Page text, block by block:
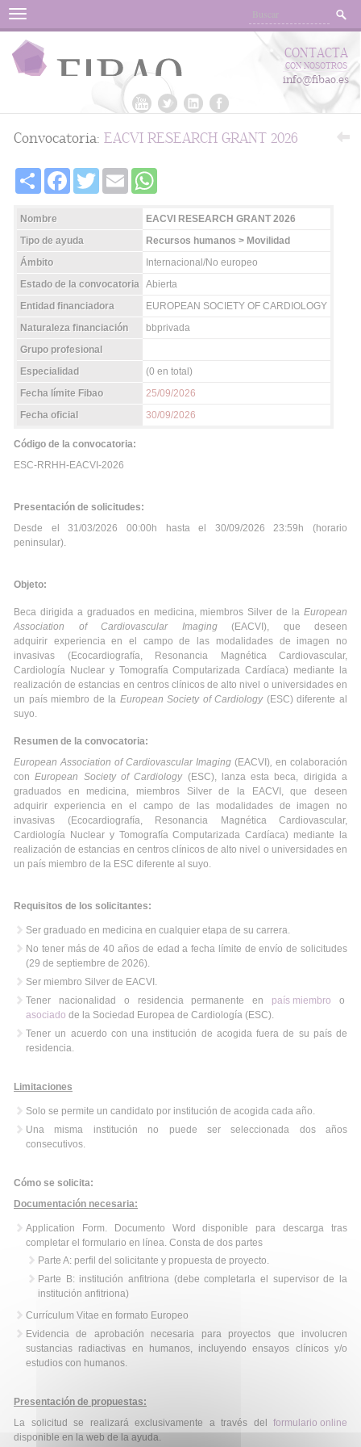
Menu
CONTACTA
CON NOSOTROS
info@fibao.es
Convocatoria: EACVI RESEARCH GRANT 2026
Share FacebookTwitter Email
Nombre
EACVI RESEARCH GRANT 2026
Tipo de ayuda
Recursos humanos > Movilidad
Ámbito
Internacional/No europeo
Estado de la convocatoria Abierta
Entidad financiadora
EUROPEAN SOCIETY OF CARDIOLOGY
Naturaleza financiación
bbprivada
Grupo profesional
Especialidad
(0 en total)
Fecha límite Fibao
25/09/2026
Fecha oficial
30/09/2026
Código de la convocatoria:
ESC-RRHH-EACVI-2026
Presentación de solicitudes:
Desde el 31/03/2026 00:00h hasta el 30/09/2026 23:59h (horario
peninsular).
Objeto:
Beca dirigida a graduados en medicina, miembros Silver de la European
Association of Cardiovascular Imaging(EACVI), que deseen
adquirir experiencia en el campo de las modalidades de imagen no
invasivas (Ecocardiografía, Resonancia Magnética Cardiovascular,
Cardiología Nuclear y Tomografía Computarizada Cardíaca) mediante la
realización de estancias en centros clínicos de alto nivel o universidades en
un país miembro de la European Society of Cardiology(ESC) diferente al
suyo.
Resumen de la convocatoria:
European Association of Cardiovascular Imaging (EACVI), en colaboración
con European Society of Cardiology(ESC), lanza esta beca, dirigida a
graduados en medicina, miembros Silver de la EACVI, que deseen
adquirir experiencia en el campo de las modalidades de imagen no
invasivas (Ecocardiografía, Resonancia Magnética Cardiovascular,
Cardiología Nuclear y Tomografía Computarizada Cardíaca) mediante la
realización de estancias en centros clínicos de alto nivel o universidades en
un país miembro de la ESC diferente al suyo.
Requisitos de los solicitantes:
Ser graduado en medicina en cualquier etapa de su carrera.
No tener más de 40 años de edad a fecha límite de envío de solicitudes
(29 de septiembre de 2026).
Ser miembro Silver de EACVI.
Tener nacionalidad o residencia permanente en país miembro
o
asociado de la Sociedad Europea de Cardiología (ESC).
Tener un acuerdo con una institución de acogida fuera de su país de
residencia.
Limitaciones
Solo se permite un candidato por institución de acogida cada año.
Una misma institución no puede ser seleccionada dos años
consecutivos.
Cómo se solicita:
Documentación necesaria:
Application Form. Documento Word disponible para descarga tras
completar el formulario en línea. Consta de dos partes
Parte A: perfil del solicitante y propuesta de proyecto.
Parte B: institución anfitriona (debe completarla el supervisor de la
institución anfitriona)
Currículum Vitae en formato Europeo
Evidencia de aprobación necesaria para proyectos que involucren
sustancias radiactivas en humanos, incluyendo ensayos clínicos y/o
estudios con humanos.
Presentación de propuestas:
La solicitud se realizará exclusivamente a través del formulario online
disponible en la web de la ayuda.